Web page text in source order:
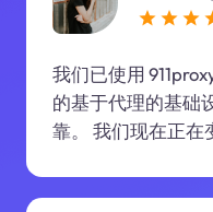
我们已使用
的基于代理的基础
靠。 我们现在正在